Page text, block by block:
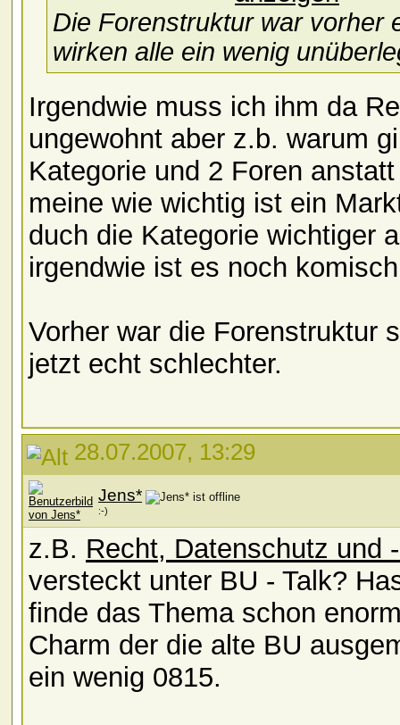
Die Forenstruktur war vorher
wirken alle ein wenig
Irgendwie muss ich ihm da
ungewohnt aber z.b. warum
Kategorie und 2 Foren
meine wie wichtig ist ein
duch die Kategorie wichtiger
irgendwie ist es noch
Vorher war die Forenstruktur
jetzt echt schlechter.
28.07.2007, 13:29
Jens*
:-)
z.B. Recht, Datenschutz und
versteckt unter BU - Talk?
finde das Thema schon
Charm der die alte BU
ein wenig 0815.